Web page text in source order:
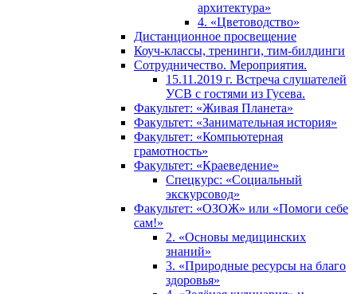
архитектура»
4. «Цветоводство»
Дистанционное просвещение
Коуч-классы, тренинги, тим-билдинги
Сотрудничество. Мероприятия.
15.11.2019 г. Встреча слушателей
УСВ с гостями из Гусева.
Факультет: «Живая Планета»
Факультет: «Занимательная история»
Факультет: «Компьютерная
грамотность»
Факультет: «Краеведение»
Спецкурс: «Социальный
экскурсовод»
Факультет: «ОЗОЖ» или «Помоги себе
сам!»
2. «Основы медицинских
знаний»
3. «Природные ресурсы на благо
здоровья»